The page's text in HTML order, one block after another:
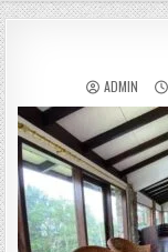
AUTHOR:
ADMIN